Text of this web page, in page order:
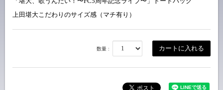
上田堪大こだわりのサイズ感（マチ有り）
数量 :